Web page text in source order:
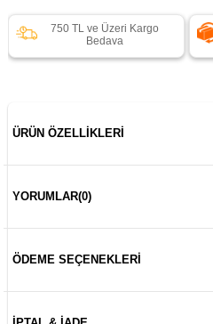
750 TL ve Üzeri Kargo
Bedava
ÜRÜN ÖZELLIKLERI
YORUMLAR(0)
ÖDEME SEÇENEKLERI